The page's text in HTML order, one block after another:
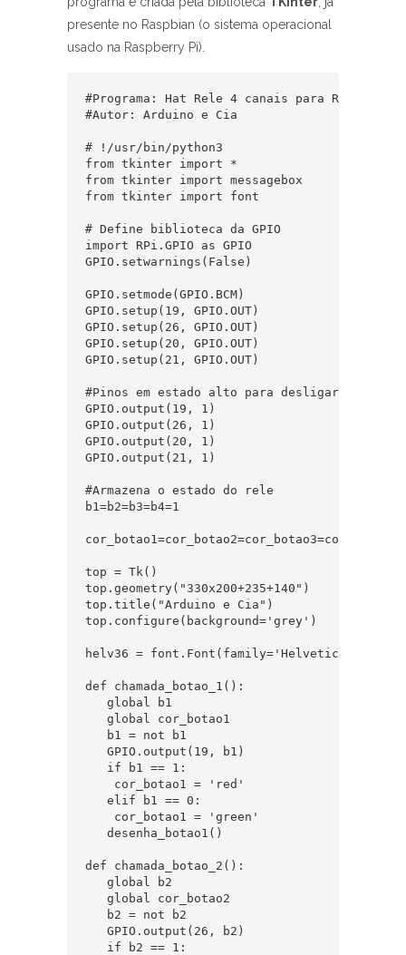
presente no Raspbian (o sistema operacional
usado na Raspberry Pi).
#Programa: Hat Rele 4 canais para Raspberry
#Autor: Arduino e Cia
# !/usr/bin/python3
from tkinter import *
from tkinter import messagebox
from tkinter import font
# Define biblioteca da GPIO
import RPi.GPIO as GPIO
GPIO.setwarnings(False)
GPIO.setmode(GPIO.BCM)
GPIO.setup(19, GPIO.OUT)
GPIO.setup(26, GPIO.OUT)
GPIO.setup(20, GPIO.OUT)
GPIO.setup(21, GPIO.OUT)
#Pinos em estado alto para desligar os reles
GPIO.output(19, 1)
GPIO.output(26, 1)
GPIO.output(20, 1)
GPIO.output(21, 1)
#Armazena o estado do rele
b1=b2=b3=b4=1
top = Tk()
top.geometry("330x200+235+140")
top.title("Arduino e Cia")
top.configure(background='grey')
helv36 = font.Font(family='Helvetica',
def chamada_botao_1():
   global b1
   global cor_botao1
   b1 = not b1
   GPIO.output(19, b1)
   if b1 == 1:
    cor_botao1 = 'red'
   elif b1 == 0:
    cor_botao1 = 'green'
   desenha_botao1()
def chamada_botao_2():
   global b2
   global cor_botao2
   b2 = not b2
   GPIO.output(26, b2)
   if b2 == 1: